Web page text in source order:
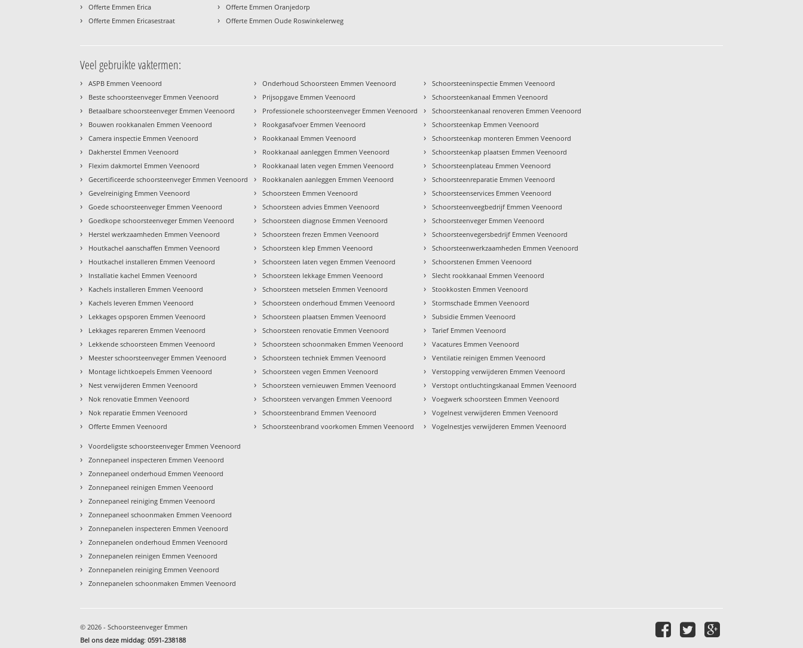
› Offerte Emmen Erica
› Offerte Emmen Ericasestraat
› Offerte Emmen Oranjedorp
› Offerte Emmen Oude Roswinkelerweg
Veel gebruikte vaktermen:
› ASPB Emmen Veenoord
› Beste schoorsteenveger Emmen Veenoord
› Betaalbare schoorsteenveger Emmen Veenoord
› Bouwen rookkanalen Emmen Veenoord
› Camera inspectie Emmen Veenoord
› Dakherstel Emmen Veenoord
› Flexim dakmortel Emmen Veenoord
› Gecertificeerde schoorsteenveger Emmen Veenoord
› Gevelreiniging Emmen Veenoord
› Goede schoorsteenveger Emmen Veenoord
› Goedkope schoorsteenveger Emmen Veenoord
› Herstel werkzaamheden Emmen Veenoord
› Houtkachel aanschaffen Emmen Veenoord
› Houtkachel installeren Emmen Veenoord
› Installatie kachel Emmen Veenoord
› Kachels installeren Emmen Veenoord
› Kachels leveren Emmen Veenoord
› Lekkages opsporen Emmen Veenoord
› Lekkages repareren Emmen Veenoord
› Lekkende schoorsteen Emmen Veenoord
› Meester schoorsteenveger Emmen Veenoord
› Montage lichtkoepels Emmen Veenoord
› Nest verwijderen Emmen Veenoord
› Nok renovatie Emmen Veenoord
› Nok reparatie Emmen Veenoord
› Offerte Emmen Veenoord
› Onderhoud Schoorsteen Emmen Veenoord
› Prijsopgave Emmen Veenoord
› Professionele schoorsteenveger Emmen Veenoord
› Rookgasafvoer Emmen Veenoord
› Rookkanaal Emmen Veenoord
› Rookkanaal aanleggen Emmen Veenoord
› Rookkanaal laten vegen Emmen Veenoord
› Rookkanalen aanleggen Emmen Veenoord
› Schoorsteen Emmen Veenoord
› Schoorsteen advies Emmen Veenoord
› Schoorsteen diagnose Emmen Veenoord
› Schoorsteen frezen Emmen Veenoord
› Schoorsteen klep Emmen Veenoord
› Schoorsteen laten vegen Emmen Veenoord
› Schoorsteen lekkage Emmen Veenoord
› Schoorsteen metselen Emmen Veenoord
› Schoorsteen onderhoud Emmen Veenoord
› Schoorsteen plaatsen Emmen Veenoord
› Schoorsteen renovatie Emmen Veenoord
› Schoorsteen schoonmaken Emmen Veenoord
› Schoorsteen techniek Emmen Veenoord
› Schoorsteen vegen Emmen Veenoord
› Schoorsteen vernieuwen Emmen Veenoord
› Schoorsteen vervangen Emmen Veenoord
› Schoorsteenbrand Emmen Veenoord
› Schoorsteenbrand voorkomen Emmen Veenoord
› Schoorsteeninspectie Emmen Veenoord
› Schoorsteenkanaal Emmen Veenoord
› Schoorsteenkanaal renoveren Emmen Veenoord
› Schoorsteenkap Emmen Veenoord
› Schoorsteenkap monteren Emmen Veenoord
› Schoorsteenkap plaatsen Emmen Veenoord
› Schoorsteenplateau Emmen Veenoord
› Schoorsteenreparatie Emmen Veenoord
› Schoorsteenservices Emmen Veenoord
› Schoorsteenveegbedrijf Emmen Veenoord
› Schoorsteenveger Emmen Veenoord
› Schoorsteenvegersbedrijf Emmen Veenoord
› Schoorsteenwerkzaamheden Emmen Veenoord
› Schoorstenen Emmen Veenoord
› Slecht rookkanaal Emmen Veenoord
› Stookkosten Emmen Veenoord
› Stormschade Emmen Veenoord
› Subsidie Emmen Veenoord
› Tarief Emmen Veenoord
› Vacatures Emmen Veenoord
› Ventilatie reinigen Emmen Veenoord
› Verstopping verwijderen Emmen Veenoord
› Verstopt ontluchtingskanaal Emmen Veenoord
› Voegwerk schoorsteen Emmen Veenoord
› Vogelnest verwijderen Emmen Veenoord
› Vogelnestjes verwijderen Emmen Veenoord
› Voordeligste schoorsteenveger Emmen Veenoord
› Zonnepaneel inspecteren Emmen Veenoord
› Zonnepaneel onderhoud Emmen Veenoord
› Zonnepaneel reinigen Emmen Veenoord
› Zonnepaneel reiniging Emmen Veenoord
› Zonnepaneel schoonmaken Emmen Veenoord
› Zonnepanelen inspecteren Emmen Veenoord
› Zonnepanelen onderhoud Emmen Veenoord
› Zonnepanelen reinigen Emmen Veenoord
› Zonnepanelen reiniging Emmen Veenoord
› Zonnepanelen schoonmaken Emmen Veenoord
© 2026 - Schoorsteenveger Emmen
Bel ons deze middag:0591-238188